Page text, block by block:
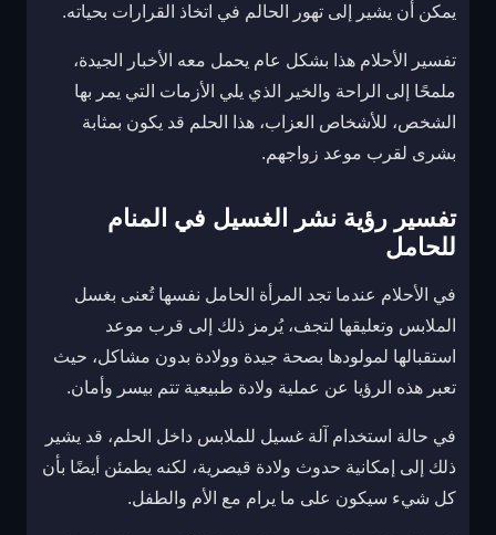
يمكن أن يشير إلى تهور الحالم في اتخاذ القرارات بحياته.
تفسير الأحلام هذا بشكل عام يحمل معه الأخبار الجيدة،
ملمحًا إلى الراحة والخير الذي يلي الأزمات التي يمر بها
الشخص، للأشخاص العزاب، هذا الحلم قد يكون بمثابة
بشرى لقرب موعد زواجهم.
تفسير رؤية نشر الغسيل في المنام
للحامل
في الأحلام عندما تجد المرأة الحامل نفسها تُعنى بغسل
الملابس وتعليقها لتجف، يُرمز ذلك إلى قرب موعد
استقبالها لمولودها بصحة جيدة وولادة بدون مشاكل، حيث
تعبر هذه الرؤيا عن عملية ولادة طبيعية تتم بيسر وأمان.
في حالة استخدام آلة غسيل للملابس داخل الحلم، قد يشير
ذلك إلى إمكانية حدوث ولادة قيصرية، لكنه يطمئن أيضًا بأن
كل شيء سيكون على ما يرام مع الأم والطفل.